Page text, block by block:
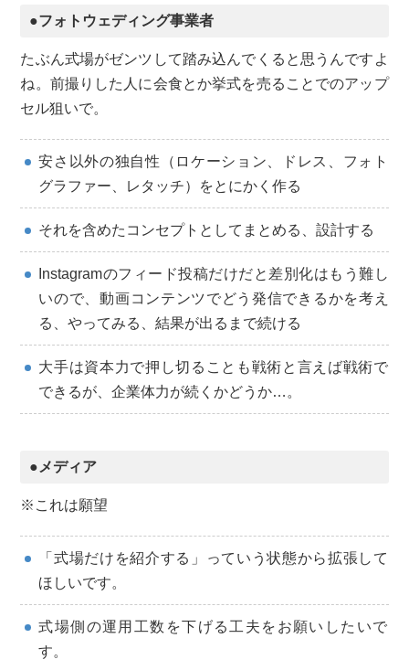
●フォトウェディング事業者
たぶん式場がゼンツして踏み込んでくると思うんですよ
ね。前撮りした人に会食とか挙式を売ることでのアップ
セル狙いで。
安さ以外の独自性（ロケーション、ドレス、フォト
グラファー、レタッチ）をとにかく作る
それを含めたコンセプトとしてまとめる、設計する
Instagramのフィード投稿だけだと差別化はもう難し
いので、動画コンテンツでどう発信できるかを考え
る、やってみる、結果が出るまで続ける
大手は資本力で押し切ることも戦術と言えば戦術で
できるが、企業体力が続くかどうか…。
●メディア
※これは願望
「式場だけを紹介する」っていう状態から拡張して
ほしいです。
式場側の運用工数を下げる工夫をお願いしたいで
す。